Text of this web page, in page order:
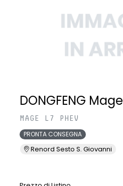
DONGFENG Mage
MAGE L7 PHEV
PRONTA CONSEGNA
Renord Sesto S. Giovanni